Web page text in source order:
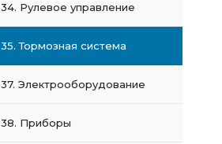
34. Рулевое управление
35. Тормозная система
37. Электрооборудование
38. Приборы